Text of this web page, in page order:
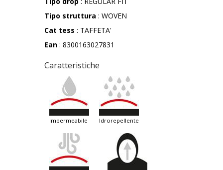
Tipo struttura : WOVEN
Cat tess : TAFFETA'
Ean : 8300163027831
Caratteristiche
impermeabile idrorepellente